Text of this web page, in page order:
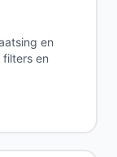
en
en